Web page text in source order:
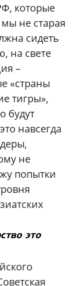
которые
мы не старая
сидеть
на свете
–
«страны
тигры»,
будут
навсегда
не
попытки
это